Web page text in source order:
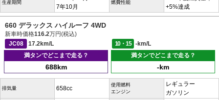
生産期間
7年10月
燃費性能
+5%達成
660 デラックス ハイルーフ 4WD
新車時価格116.2万円(税込)
JC08
17.2km/L 10・15
-km/L
満タンでどこまで走る？
688km
満タンでどこまで走る？
-km
排気量 658cc
使用燃料
エンジン
レギュラー
ガソリン